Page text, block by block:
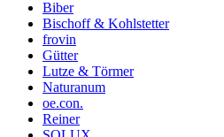
Biber
Bischoff & Kohlstetter
frovin
Gütter
Lutze & Törmer
Naturanum
oe.con.
Reiner